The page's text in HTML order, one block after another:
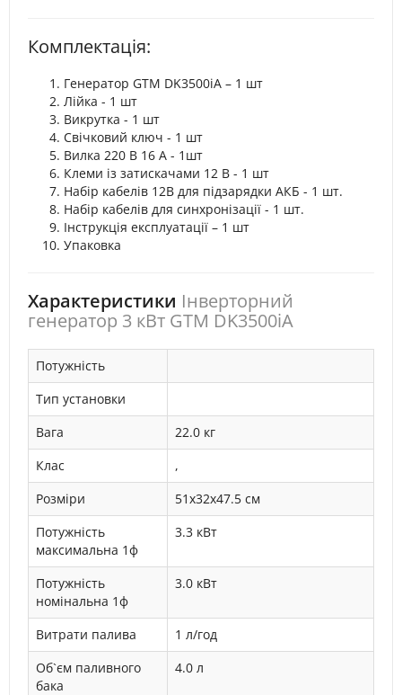
Комплектація:
Генератор GTM DK3500iA – 1 шт
Лійка - 1 шт
Викрутка - 1 шт
Свічковий ключ - 1 шт
Вилка 220 В 16 А - 1шт
Клеми із затискачами 12 В - 1 шт
Набір кабелів 12В для підзарядки АКБ - 1 шт.
Набір кабелів для синхронізації - 1 шт.
Інструкція експлуатації – 1 шт
Упаковка
Характеристики Інверторний
генератор 3 кВт GTM DK3500iA
Потужність
Тип установки
Вага
22.0 кг
Клас
,
Розміри
51x32x47.5 см
Потужність
максимальна 1ф
3.3 кВт
Потужність
номінальна 1ф
3.0 кВт
Витрати палива
1 л/год
Об`єм паливного
бака
4.0 л